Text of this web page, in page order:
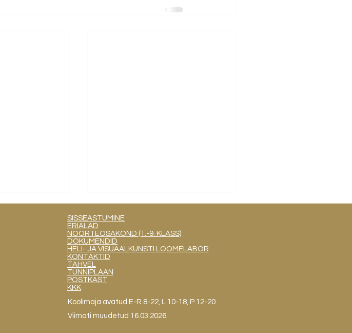
28.08- 01.09.23
SISSEASTUMINE
ERIALAD
NOORTEOSAKOND (1.-9. KLASS)
DOKUMENDID
HELI- JA VISUAALKUNSTI LOOMELABOR
KONTAKTID
TAHVEL
TUNNIPLAAN
POSTKAST
KKK
Koolimaja avatud E-R 8-22, L 10-18, P 12-20
Viimati muudetud 16.03.2026